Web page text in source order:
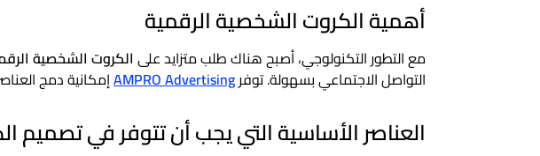
أهمية الكروت الشخصية الرقمية
مع التطور التكنولوجي، أصبح هناك طلب متزايد علىالكروت الشخصية
التواصل الاجتماعي بسهولة. توفرAMPRO Advertisingإمكانية دمج
العناصر الأساسية التي يجب أن تتوفر في تصميم